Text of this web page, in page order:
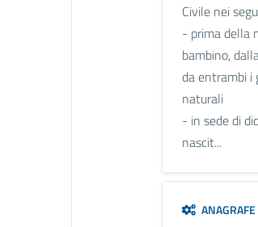
Civile nei
- prima della
bambino,
da entrambi i
naturali
- in sede di
nascit...
ANAGRAFE